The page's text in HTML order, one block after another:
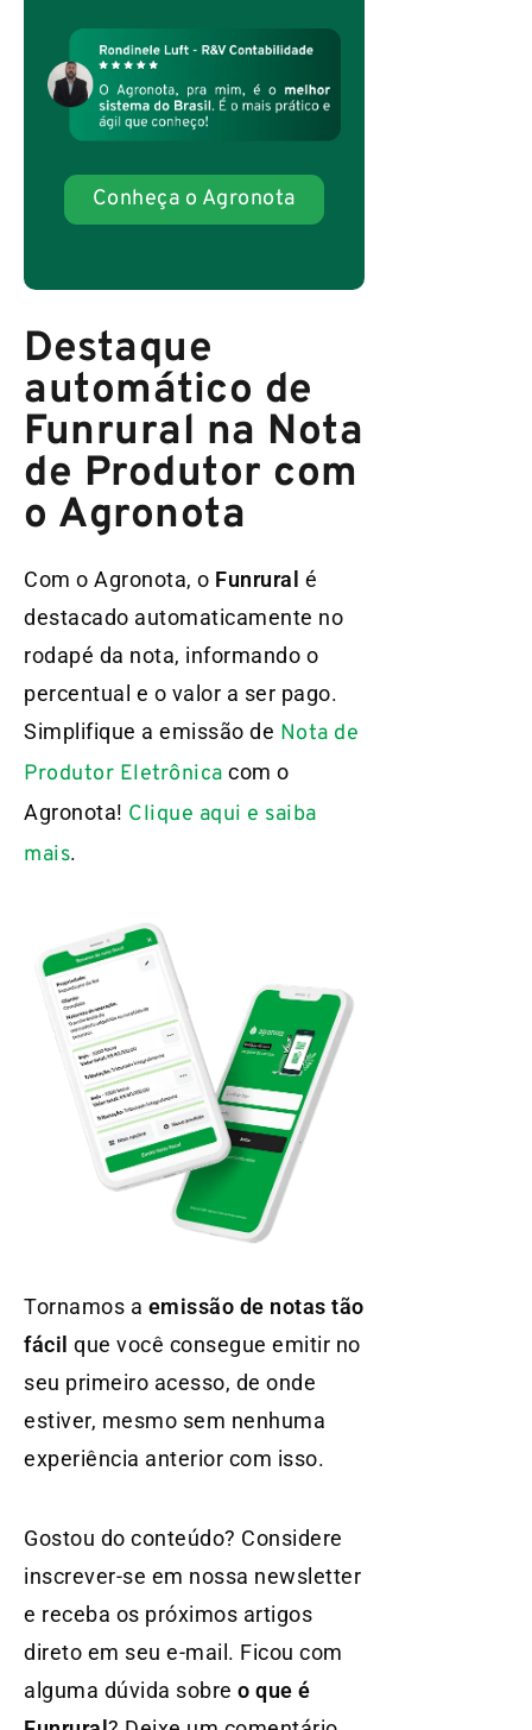
Conheça o Agronota
Destaque
automático de
Funrural na Nota
de Produtor com
o Agronota
Com o Agronota, o Funrural é
destacado automaticamente no
rodapé da nota, informando o
percentual e o valor a ser pago.
Simplifique a emissão de Nota de
Produtor Eletrônica com o
Agronota! Clique aqui e saiba
mais.
Tornamos a emissão de notas tão
fácil que você consegue emitir no
seu primeiro acesso, de onde
estiver, mesmo sem nenhuma
experiência anterior com isso.
Gostou do conteúdo? Considere
inscrever-se em nossa newsletter
e receba os próximos artigos
direto em seu e-mail. Ficou com
alguma dúvida sobre o que é